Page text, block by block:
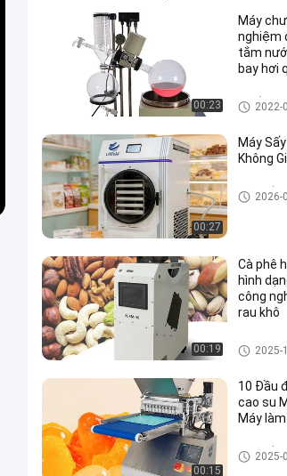
00:23
Máy
nghiệm
tắm
bay hơi
Thiết bị
òng thí
2022-
00:27
Máy
Không
Máy sấy
2026-
00:19
Cà phê
hình
công
rau khô
Máy phân
2025-
00:15
10 Đầu
cao su
Máy
Máy sấy
2025-